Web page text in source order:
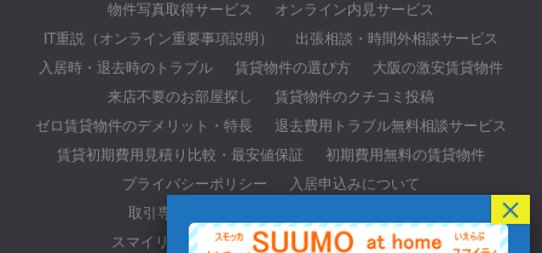
物件写真取得サービス
オンライン内見サービス
IT重説（オンライン重要事項説明）
出張相談・時間外相談サービス
入居時・退去時のトラブル
賃貸物件の選び方
大阪の激安賃貸物件
来店不要のお部屋探し
賃貸物件のクチコミ投稿
ゼロ賃貸物件のデメリット・特長
退去費用トラブル無料相談サービス
賃貸初期費用見積り比較・最安値保証
初期費用無料の賃貸物件
プライバシーポリシー
入居申込みについて
取引専用ページ(元付・管理会社・貸主の方)
スマイリースの口コミ・レビューサイトについて